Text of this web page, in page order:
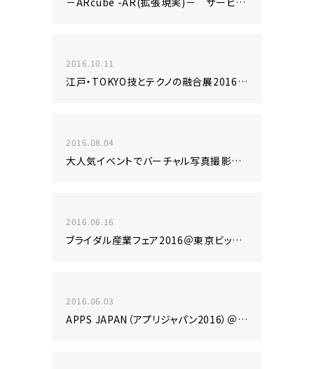
2016.10.11
江戸・TOKYO技とテクノの融合展2016＠東京国際フォーラムに出展します！
2016.08.04
大人気イベントでバーチャル写真撮影 ひと夏の思い出をARで彩る！
2016.06.16
ブライダル産業フェア2016＠東京ビッグサイトに出展します！
2016.06.03
APPS JAPAN（アプリジャパン2016）＠幕張メッセに出展します！